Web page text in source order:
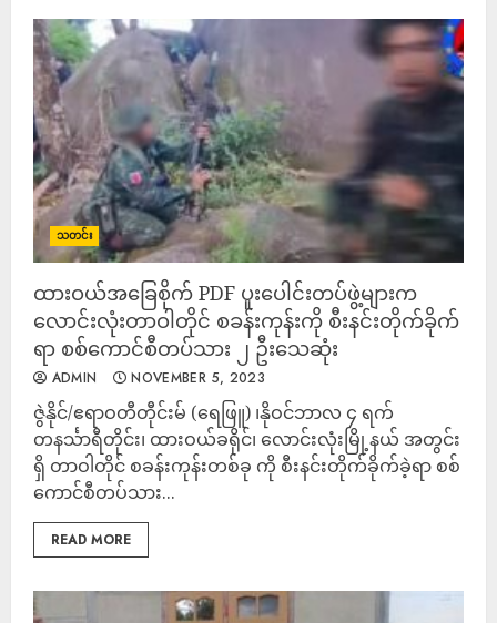
သတင်း
ထားဝယ်အခြေစိုက် PDF ပူးပေါင်းတပ်ဖွဲ့များက
လောင်းလုံးတာဝါတိုင် စခန်းကုန်းကို စီးနင်းတိုက်ခိုက်
ရာ စစ်ကောင်စီတပ်သား ၂ ဦးသေဆုံး
ADMIN NOVEMBER 5, 2023
ဇွဲနိုင်/ဧရာဝတီတီုင်းမ် (ရေဖြူ) ၊နိုဝင်ဘာလ ၄ ရက်
တနင်္သာရီတိုင်း၊ ထားဝယ်ခရိုင်၊ လောင်းလုံးမြို့နယ် အတွင်း
ရှိ တာဝါတိုင် စခန်းကုန်းတစ်ခု ကို စီးနင်းတိုက်ခိုက်ခဲ့ရာ စစ်
ကောင်စီတပ်သား...
READ MORE